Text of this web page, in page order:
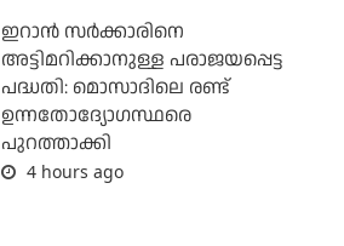
ഇറാന്‍ സര്‍ക്കാരിനെ
അട്ടിമറിക്കാനുള്ള പരാജയപ്പെട്ട
പദ്ധതി: മൊസാദിലെ രണ്ട്
ഉന്നതോദ്യോഗസ്ഥരെ
പുറത്താക്കി
4 hours ago